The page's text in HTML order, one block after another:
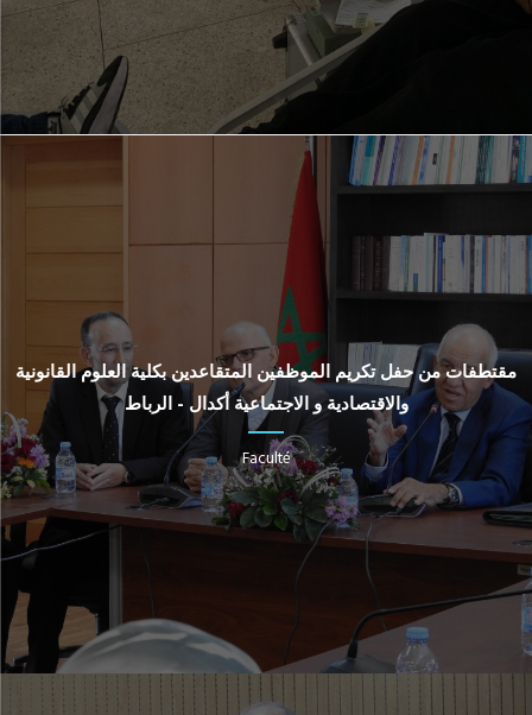
مقتطفات من حفل تكريم الموظفين المتقاعدين بكلية العلوم القانونية
والاقتصادية و الاجتماعية أكدال - الرباط
Faculté